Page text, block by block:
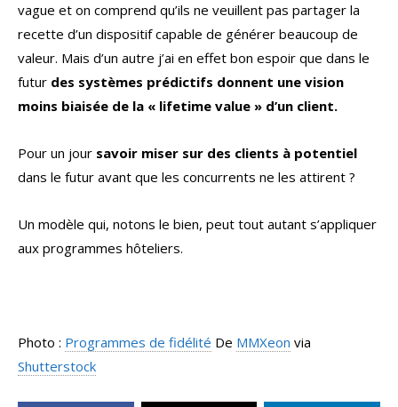
vague et on comprend qu’ils ne veuillent pas partager la
recette d’un dispositif capable de générer beaucoup de
valeur. Mais d’un autre j’ai en effet bon espoir que dans le
futur des systèmes prédictifs donnent une vision
moins biaisée de la « lifetime value » d’un client.
Pour un jour savoir miser sur des clients à potentiel
dans le futur avant que les concurrents ne les attirent ?
Un modèle qui, notons le bien, peut tout autant s’appliquer
aux programmes hôteliers.
Photo : Programmes de fidélité De MMXeon via
Shutterstock